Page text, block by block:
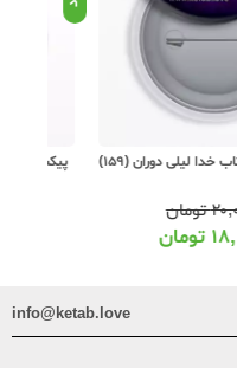
کتاب دختر عینک دریایی
۲۰,۰۰۰تومان
۱۸,۰۰۰تومان
info@ketab.love